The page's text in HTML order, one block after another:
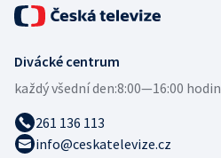
Divácké centrum
každý všední den:8:00—16:00 hodin
261 136 113
info@ceskatelevize.cz